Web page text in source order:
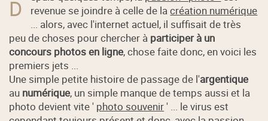
D
revenue se joindre à celle de lacréation numérique
... alors, avec l'internet actuel, il suffisait de très
peu de choses pour chercher à participer à un
concours photos en ligne, chose faite donc, en voici les
premiers jets ...
Une simple petite histoire de passage de l'argentique
au numérique, un simple manque de temps aussi et la
photo devient vite ' photo souvenir' ... le virus est